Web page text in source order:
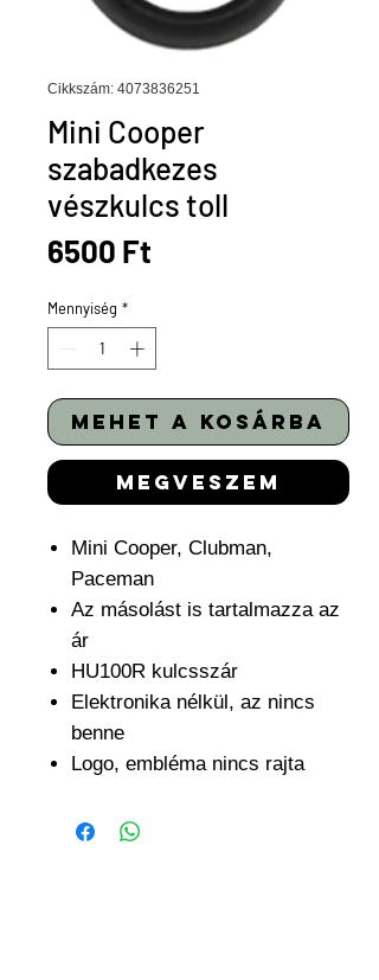
Cikkszám: 4073836251
Mini Cooper
szabadkezes
vészkulcs toll
6500 Ft
Mennyiség *
mehet a kosárba
megveszem
Mini Cooper, Clubman,
Paceman
Az másolást is tartalmazza az
ár
HU100R kulcsszár
Elektronika nélkül, az nincs
benne
Logo, embléma nincs rajta